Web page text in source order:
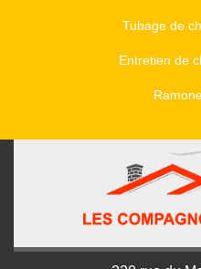
Tubage de
Entretien de